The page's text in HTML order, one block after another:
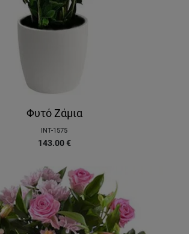
Φυτό Ζάμια
INT-1575
143.00 €